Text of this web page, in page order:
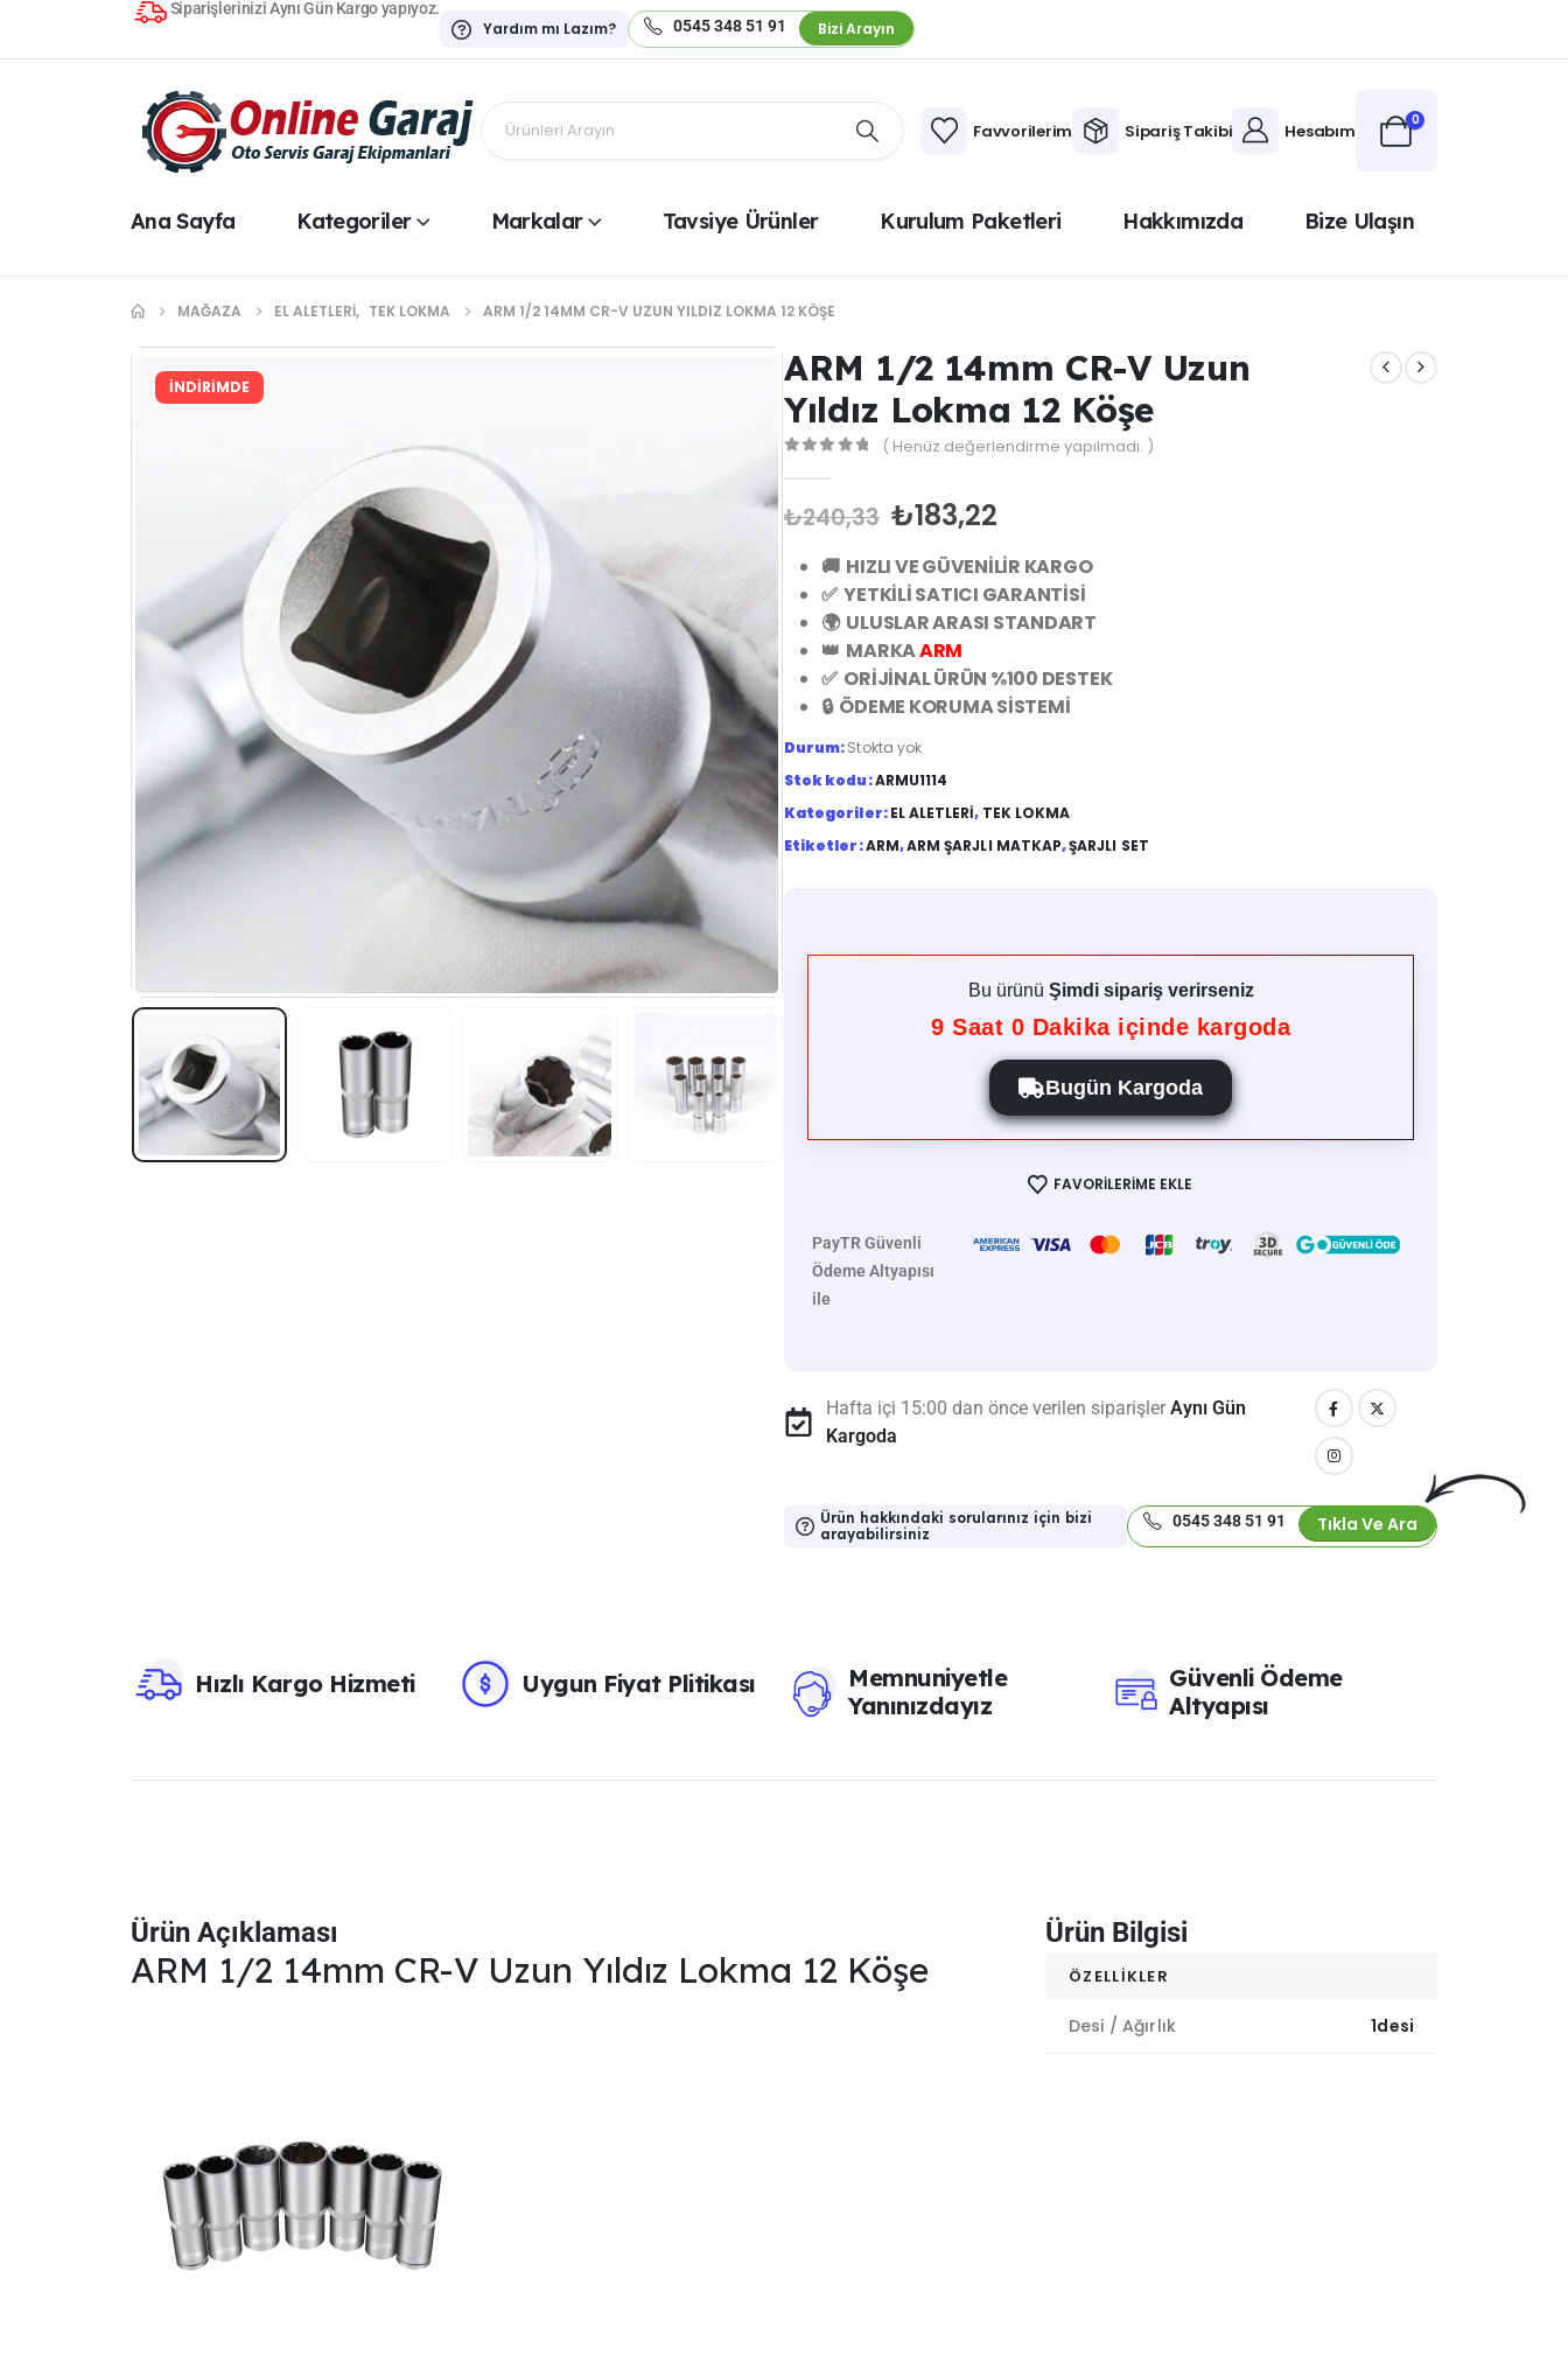
Siparişlerinizi Aynı Gün Kargo yapıyoz.
Yardım mı Lazım? 0545 348 51 91 Bizi Arayın
Favvorilerim Sipariş Takibi Hesabım 0
Ana Sayfa Kategoriler Markalar Tavsiye Ürünler Kurulum Paketleri Hakkımızda Bize Ulaşın
MAĞAZA EL ALETLERI, TEK LOKMA ARM 1/2 14MM CR-V UZUN YILDIZ LOKMA 12 KÖŞE
İNDİRİMDE
ARM 1/2 14mm CR-V Uzun
Yıldız Lokma 12 Köşe
( Henüz değerlendirme yapılmadı. )
₺240,33 ₺183,22
🚚 HIZLI VE GÜVENİLİR KARGO
✅ YETKİLİ SATICI GARANTİSİ
🌍 ULUSLAR ARASI STANDART
👑 MARKAARM
✅ ORİJİNAL ÜRÜN %100 DESTEK
🔒 ÖDEME KORUMA SİSTEMİ
Durum:Stokta yok
Stok kodu:ARMU1114
Kategoriler:EL ALETLERI, TEK LOKMA
Etiketler:ARM,ARM ŞARJLI MATKAP,ŞARJLI SET
Bu ürünü Şimdi sipariş verirseniz
9 Saat 0 Dakika içinde kargoda
Bugün Kargoda
FAVORILERIME EKLE
PayTR Güvenli
Ödeme Altyapısı
ile
Hafta içi 15:00 dan önce verilen siparişlerAynı Gün
Kargoda
Ürün hakkındaki sorularınız için bizi
arayabilirsiniz
0545 348 51 91 Tıkla Ve Ara
Hızlı Kargo Hizmeti Uygun Fiyat Plitikası
Memnuniyetle
Yanınızdayız
Güvenli Ödeme
Altyapısı
Ürün Açıklaması
ARM 1/2 14mm CR-V Uzun Yıldız Lokma 12 Köşe
Ürün Bilgisi
ÖZELLIKLER
Desi / Ağırlık 1desi